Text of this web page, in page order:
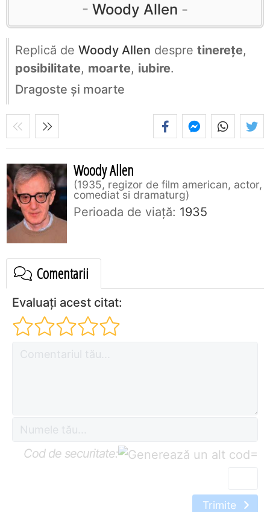
Woody Allen
Replică de Woody Allen despre tinerețe,
posibilitate, moarte, iubire.
Dragoste şi moarte
Woody Allen
1935, regizor de film american, actor,
comediat si dramaturg
Perioada de viaţă: 1935
Comentarii
Evaluați acest citat:
Cod de securitate: =
Trimite